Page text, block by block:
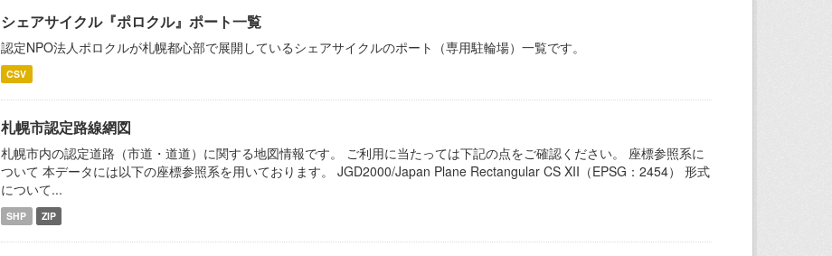
シェアサイクル『ポロクル』ポート一覧
認定NPO法人ポロクルが札幌都心部で展開しているシェアサイクルのポート（専用駐輪場）一覧です。
CSV
札幌市認定路線網図
札幌市内の認定道路（市道・道道）に関する地図情報です。 ご利用に当たっては下記の点をご確認ください。 座標参照系に
ついて 本データには以下の座標参照系を用いております。 JGD2000/Japan Plane Rectangular CS XII（EPSG：2454） 形式
について...
SHP ZIP